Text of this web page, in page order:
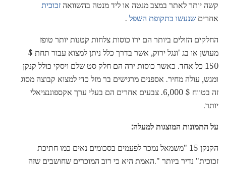
קשה יותר לאתר במצב מנטה או ליד מנטה בהשוואה זכוכית
אחרים שנעשו בתקופת השפל .
החלקים הזולים ביותר הם ירו כוסות צלחות קטנות יותר טופז
מעושן או בג 'ונגל ירוק, אשר בדרך כלל ניתן למצוא עבור תחת $
150 כל אחד. כאשר כוסות ירה הם חלק סט שלם ויסקי כולל קנקן
ומגש, עולה מחיר. אספנים מרגישים בר מזל כדי למצוא קבוצה מסוג
זה בטווח $ 6,000. צבעים אחרים הם בעלי ערך אקספוננציאלי
יותר.
על התמונות המוצגות למעלה:
הקנקן 15 "משמאל נמכר לפעמים בסכומים נאים כמו חתיכת
זכוכית" נדיר ביותר ".האמת היא כי רוב המוכרים שחושבים שזה